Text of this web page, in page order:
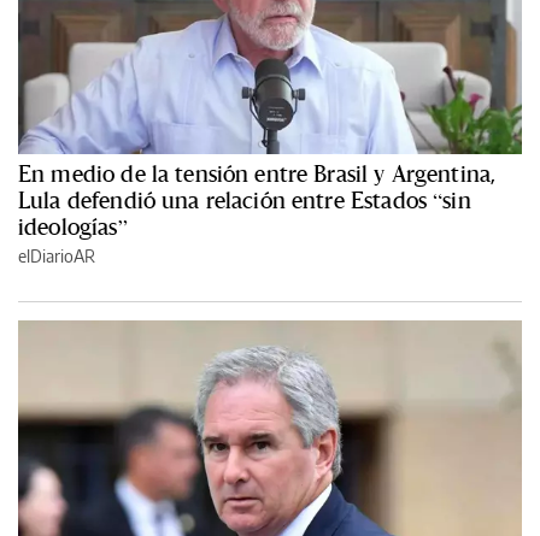
En medio de la tensión entre Brasil y Argentina,
Lula defendió una relación entre Estados “sin
ideologías”
elDiarioAR